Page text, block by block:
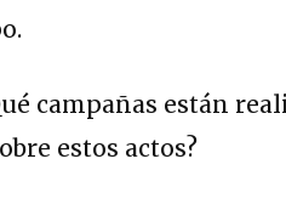
campañas están
estos actos?